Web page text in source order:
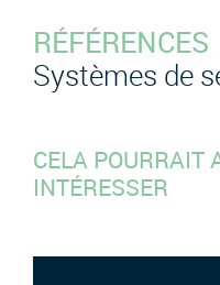
RÉFÉRENCES
Systèmes de
CELA POURRAIT
INTÉRESSER